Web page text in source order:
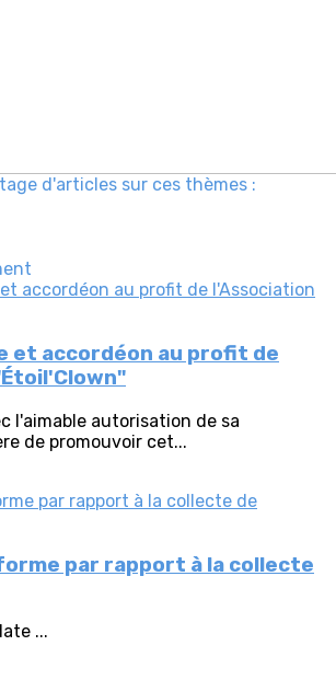
d'articles sur ces thèmes :
et accordéon au profit de
l'aimable autorisation de sa
de promouvoir cet...
par rapport à la collecte
...